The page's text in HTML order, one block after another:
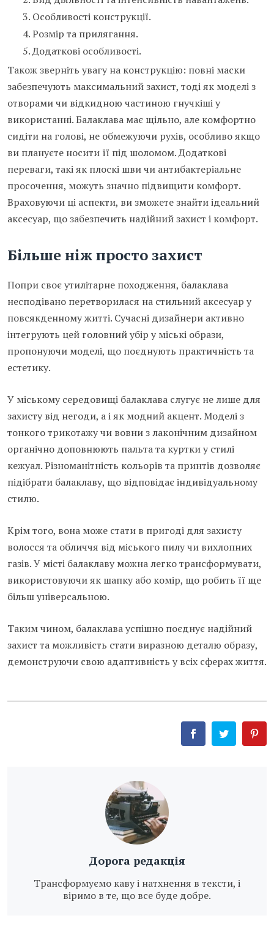
Особливості конструкції.
Розмір та прилягання.
Додаткові особливості.
Також зверніть увагу на конструкцію: повні маски
забезпечують максимальний захист, тоді як моделі з
отворами чи відкидною частиною гнучкіші у
використанні. Балаклава має щільно, але комфортно
сидіти на голові, не обмежуючи рухів, особливо якщо
ви плануєте носити її під шоломом. Додаткові
переваги, такі як плоскі шви чи антибактеріальне
просочення, можуть значно підвищити комфорт.
Враховуючи ці аспекти, ви зможете знайти ідеальний
аксесуар, що забезпечить надійний захист і комфорт.
Більше ніж просто захист
Попри своє утилітарне походження, балаклава
несподівано перетворилася на стильний аксесуар у
повсякденному житті. Сучасні дизайнери активно
інтегрують цей головний убір у міські образи,
пропонуючи моделі, що поєднують практичність та
естетику.
У міському середовищі балаклава слугує не лише для
захисту від негоди, а і як модний акцент. Моделі з
тонкого трикотажу чи вовни з лаконічним дизайном
органічно доповнюють пальта та куртки у стилі
кежуал. Різноманітність кольорів та принтів дозволяє
підібрати балаклаву, що відповідає індивідуальному
стилю.
Крім того, вона може стати в пригоді для захисту
волосся та обличчя від міського пилу чи вихлопних
газів. У місті балаклаву можна легко трансформувати,
використовуючи як шапку або комір, що робить її ще
більш універсальною.
Таким чином, балаклава успішно поєднує надійний
захист та можливість стати виразною деталю образу,
демонструючи свою адаптивність у всіх сферах життя.
Дорога редакція
Трансформуємо каву і натхнення в тексти, і
віримо в те, що все буде добре.